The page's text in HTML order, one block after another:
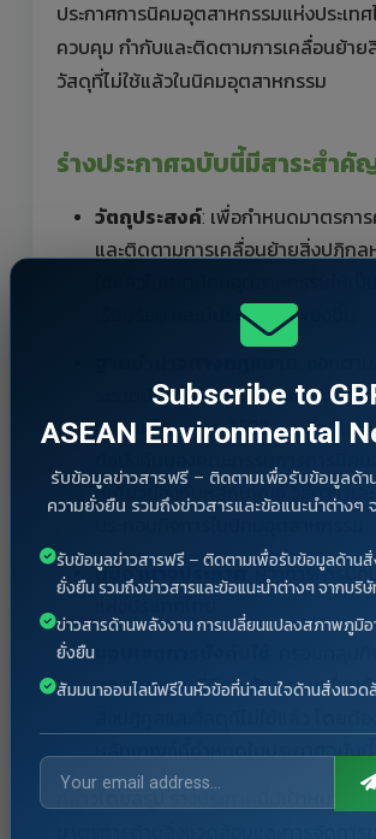
ประกาศการนิคมอุตสาหกรรมแห่งประเทศ
ควบคุม กำกับและติดตามการเคลื่อนย้า
วัสดุที่ไม่ใช้แล้วในนิคมอุตสาหกรรม
ร่างประกาศฉบับนี้มีสาระสำคั
วัตถุประสงค์: เพื่อกำหนดมาตรกา
และติดตามการเคลื่อนย้ายสิ่งปฏิกูล
เรียบร้อย และมีประสิทธิภาพยิ่งขึ้น
ระราชบัญญัติการนิคมอุตสาหกรรมแ
ประเทศไทย พ.ศ. 2522 และที่แก้ไข
ที่เกี่ยวข้องกับหลักเกณฑ์ วิธีการ และเ
ผู้มีอำนาจประกาศ: ผู้ว่าการการนิ
อุตสาหกรรมที่มีการจัดการ เคลื่อนย้
หลักเกณฑ์ที่กำหนดในประกาศฉบับนี้
Subscribe to
ASEAN Environmental
รับข้อมูลข่าวสารฟรี – ติดตามเพื่อรับข้อมูลด้า
ความยั่งยืน รวมถึงข่าวสารและข้อแนะนำต่างๆ
รับข้อมูลข่าวสารฟรี – ติดตามเพื่อรับข้อมูลด้านสิ่
ยั่งยืน รวมถึงข่าวสารและข้อแนะนำต่างๆ จากบริษั
ข่าวสารด้านพลังงาน การเปลี่ยนแปลงสภาพภูมิอ
ยั่งยืน
สัมมนาออนไลน์ฟรีในหัวข้อที่น่าสนใจด้านสิ่งแวด